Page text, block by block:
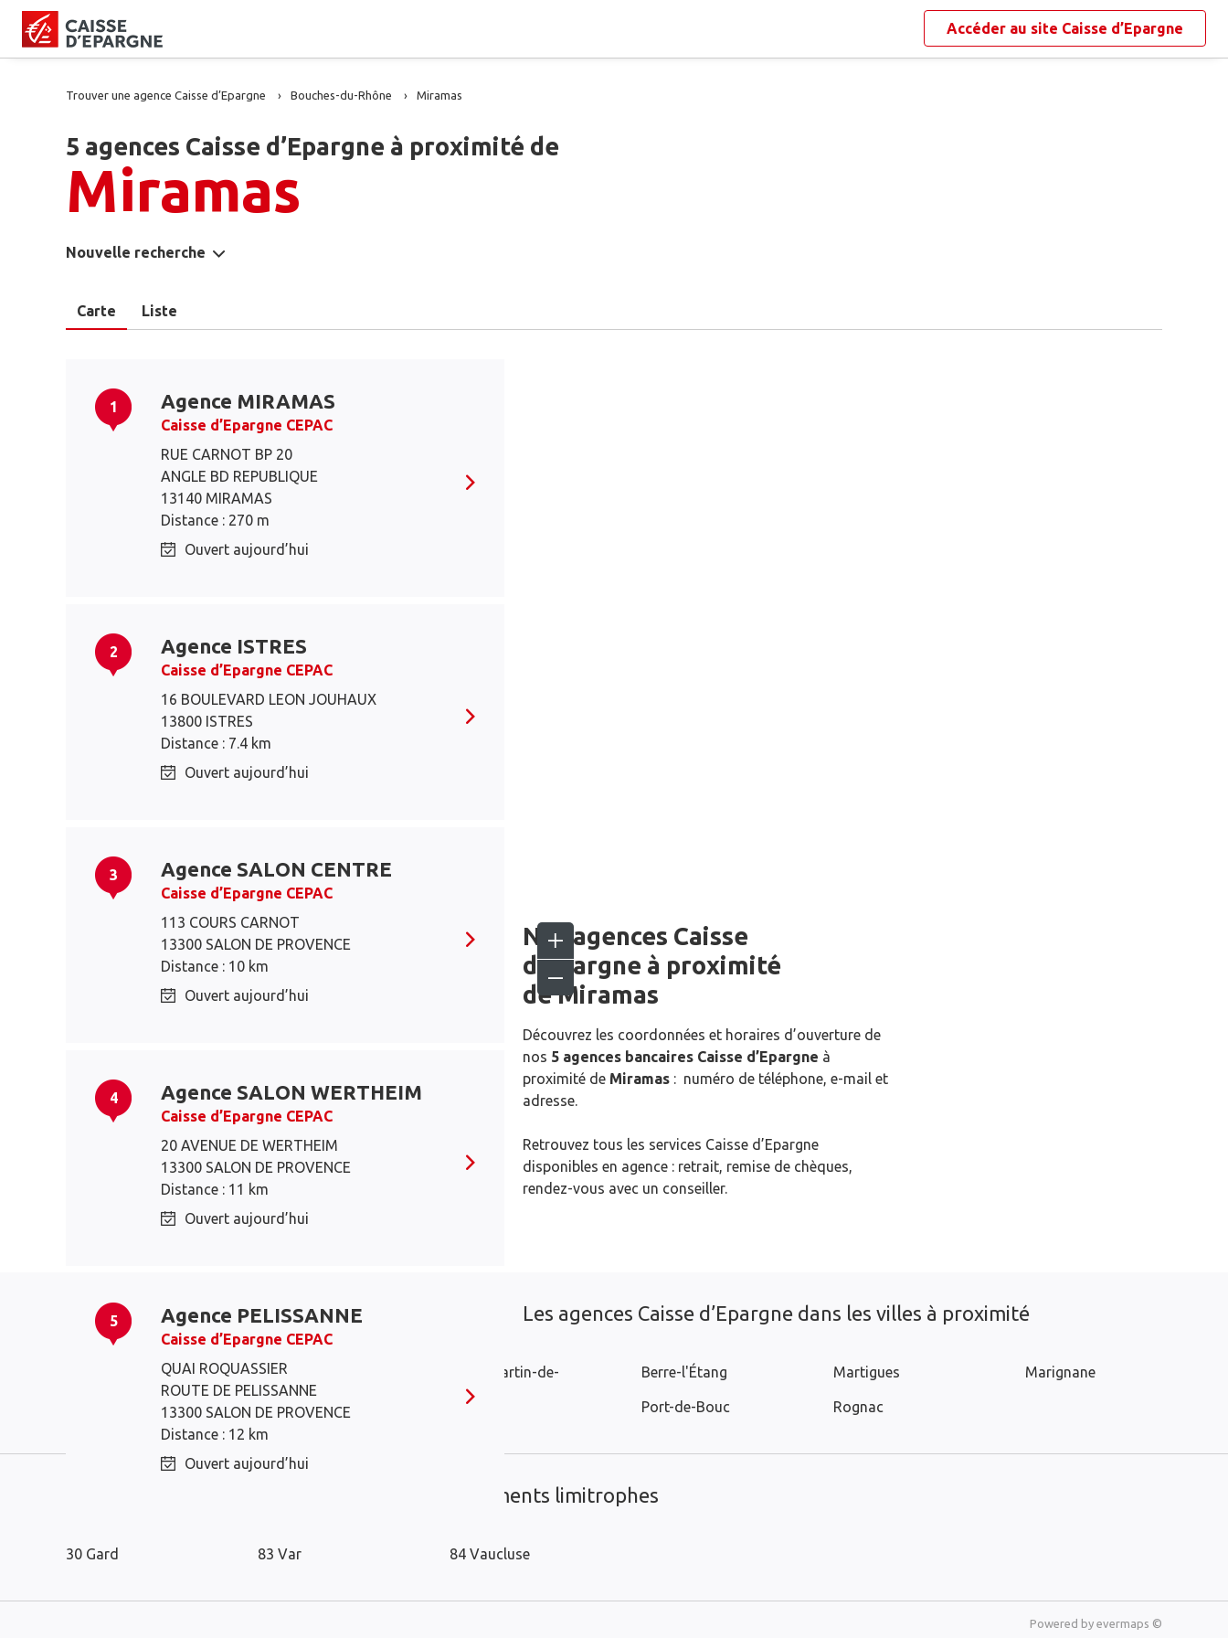
Accéder au site Caisse d’Epargne
Trouver une agence Caisse d’Epargne Bouches-du-Rhône Miramas
5 agences Caisse d’Epargne à proximité de
Miramas
Nouvelle recherche
Carte Liste
1 Agence MIRAMAS
Caisse d’Epargne CEPAC
RUE CARNOT BP 20
ANGLE BD REPUBLIQUE
13140 MIRAMAS
Distance : 270 m
Ouvert aujourd’hui
2 Agence ISTRES
Caisse d’Epargne CEPAC
16 BOULEVARD LEON JOUHAUX
13800 ISTRES
Distance : 7.4 km
Ouvert aujourd’hui
3 Agence SALON CENTRE
Caisse d’Epargne CEPAC
113 COURS CARNOT
13300 SALON DE PROVENCE
Distance : 10 km
Ouvert aujourd’hui
4 Agence SALON WERTHEIM
Caisse d’Epargne CEPAC
20 AVENUE DE WERTHEIM
13300 SALON DE PROVENCE
Distance : 11 km
Ouvert aujourd’hui
5 Agence PELISSANNE
Caisse d’Epargne CEPAC
QUAI ROQUASSIER
ROUTE DE PELISSANNE
13300 SALON DE PROVENCE
Distance : 12 km
Ouvert aujourd’hui
Nos agences Caisse
d’Epargne à proximité
deMiramas
Découvrez les coordonnées et horaires d’ouverture de
nos 5 agences bancaires Caisse d’Epargne à
proximité de Miramas : numéro de téléphone, e-mail et
adresse.
Retrouvez tous les services Caisse d’Epargne
disponibles en agence : retrait, remise de chèques,
rendez-vous avec un conseiller.
Les agences Caisse d’Epargne dans les villes à proximité
Salon-de-Provence
Fos-sur-Mer
Saint-Martin-de-
Crau
Berre-l'Étang
Port-de-Bouc
Martigues
Rognac
Marignane
Les agences Caisse d’Epargne dans les départements limitrophes
30 Gard 83 Var 84 Vaucluse
Powered by evermaps ©